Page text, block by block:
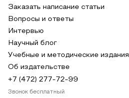
Заказать написание статьи
Вопросы и ответы
Интервью
Научный блог
Учебные и методические издания
Об издательстве
+7 (472) 277-72-99
Звонок бесплатный